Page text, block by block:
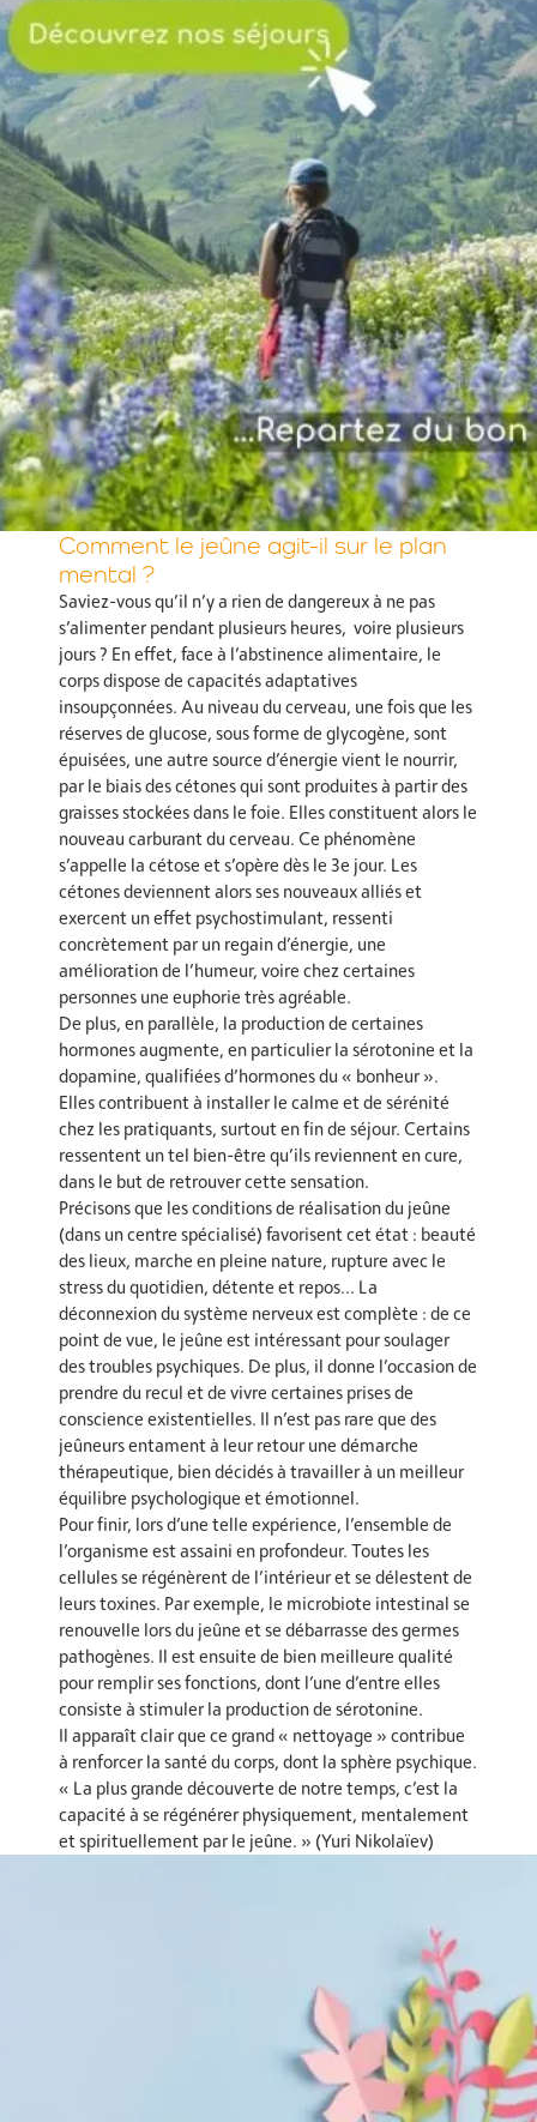
Comment le jeûne agit-il sur le plan
mental ?
Saviez-vous qu’il n’y a rien de dangereux à ne pas
s’alimenter pendant plusieurs heures, voire plusieurs
jours ? En effet, face à l’abstinence alimentaire, le
corps dispose de capacités adaptatives
insoupçonnées. Au niveau du cerveau, une fois que les
réserves de glucose, sous forme de glycogène, sont
épuisées, une autre source d’énergie vient le nourrir,
par le biais des cétones qui sont produites à partir des
graisses stockées dans le foie. Elles constituent alors le
nouveau carburant du cerveau. Ce phénomène
s’appelle la cétose et s’opère dès le 3e jour. Les
cétones deviennent alors ses nouveaux alliés et
exercent un effet psychostimulant, ressenti
concrètement par un regain d’énergie, une
amélioration de l’humeur, voire chez certaines
personnes une euphorie très agréable.
De plus, en parallèle, la production de certaines
hormones augmente, en particulier la sérotonine et la
dopamine, qualifiées d’hormones du « bonheur ».
Elles contribuent à installer le calme et de sérénité
chez les pratiquants, surtout en fin de séjour. Certains
ressentent un tel bien-être qu’ils reviennent en cure,
dans le but de retrouver cette sensation.
Précisons que les conditions de réalisation du jeûne
(dans un centre spécialisé) favorisent cet état : beauté
des lieux, marche en pleine nature, rupture avec le
stress du quotidien, détente et repos… La
déconnexion du système nerveux est complète : de ce
point de vue, le jeûne est intéressant pour soulager
des troubles psychiques. De plus, il donne l’occasion de
prendre du recul et de vivre certaines prises de
conscience existentielles. Il n’est pas rare que des
jeûneurs entament à leur retour une démarche
thérapeutique, bien décidés à travailler à un meilleur
équilibre psychologique et émotionnel.
Pour finir, lors d’une telle expérience, l’ensemble de
l’organisme est assaini en profondeur. Toutes les
cellules se régénèrent de l’intérieur et se délestent de
leurs toxines. Par exemple, le microbiote intestinal se
renouvelle lors du jeûne et se débarrasse des germes
pathogènes. Il est ensuite de bien meilleure qualité
pour remplir ses fonctions, dont l’une d’entre elles
consiste à stimuler la production de sérotonine.
Il apparaît clair que ce grand « nettoyage » contribue
à renforcer la santé du corps, dont la sphère psychique.
« La plus grande découverte de notre temps, c’est la
capacité à se régénérer physiquement, mentalement
et spirituellement par le jeûne. » (Yuri Nikolaïev)